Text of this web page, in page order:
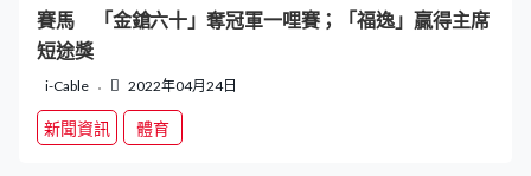
賽馬 「金鎗六十」奪冠軍一哩賽；「福逸」贏得主席
短途獎
i-Cable 2022年04月24日
新聞資訊 體育